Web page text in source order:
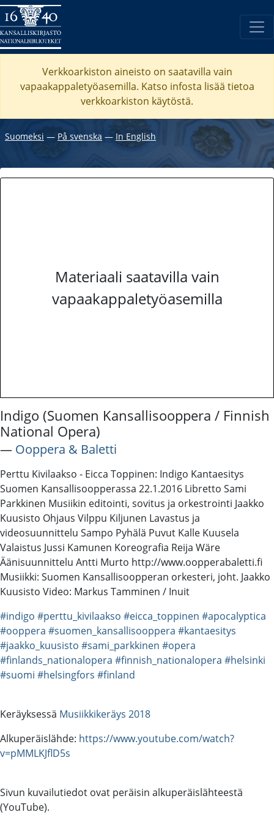
Verkkoarkiston aineisto on saatavilla vain
vapaakappaletyöasemilla. Katso infosta lisää tietoa
verkkoarkiston käytöstä.
Suomeksi ― På svenska ― In English
Materiaali saatavilla vain
vapaakappaletyöasemilla
Indigo (Suomen Kansallisooppera / Finnish
National Opera)
― Ooppera & Baletti
Perttu Kivilaakso - Eicca Toppinen: Indigo Kantaesitys
Suomen Kansallisoopperassa 22.1.2016 Libretto Sami
Parkkinen Musiikin editointi, sovitus ja orkestrointi Jaakko
Kuusisto Ohjaus Vilppu Kiljunen Lavastus ja
videosuunnittelu Sampo Pyhälä Puvut Kalle Kuusela
Valaistus Jussi Kamunen Koreografia Reija Wäre
Äänisuunnittelu Antti Murto http://www.oopperabaletti.fi
Musiikki: Suomen Kansallisoopperan orkesteri, joht. Jaakko
Kuusisto Video: Markus Tamminen / Inuit
#indigo #perttu_kivilaakso #eicca_toppinen #apocalyptica
#ooppera #suomen_kansallisooppera #kantaesitys
#jaakko_kuusisto #sami_parkkinen #opera
#finlands_nationalopera #finnish_nationalopera #helsinki
#suomi #helsingfors #finland
Keräyksessä Musiikkikeräys 2018
Alkuperäislähde: https://www.youtube.com/watch?
v=pMMLKJflD5s
Sivun kuvailutiedot ovat peräisin alkuperäislähteestä
(YouTube).